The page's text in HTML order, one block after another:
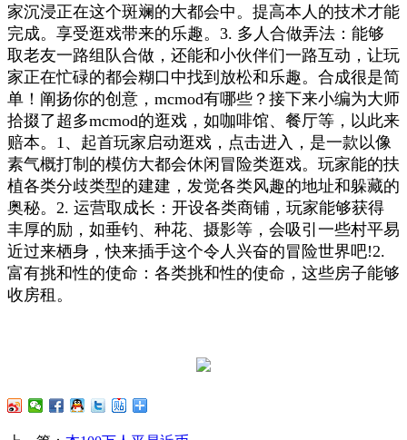
家沉浸正在这个斑斓的大都会中。提高本人的技术才能
完成。享受逛戏带来的乐趣。3. 多人合做弄法：能够
取老友一路组队合做，还能和小伙伴们一路互动，让玩
家正在忙碌的都会糊口中找到放松和乐趣。合成很是简
单！阐扬你的创意，mcmod有哪些？接下来小编为大师
拾掇了超多mcmod的逛戏，如咖啡馆、餐厅等，以此来
赔本。1、起首玩家启动逛戏，点击进入，是一款以像
素气概打制的模仿大都会休闲冒险类逛戏。玩家能的扶
植各类分歧类型的建建，发觉各类风趣的地址和躲藏的
奥秘。2. 运营取成长：开设各类商铺，玩家能够获得
丰厚的励，如垂钓、种花、摄影等，会吸引一些村平易
近过来栖身，快来插手这个令人兴奋的冒险世界吧!2.
富有挑和性的使命：各类挑和性的使命，这些房子能够
收房租。